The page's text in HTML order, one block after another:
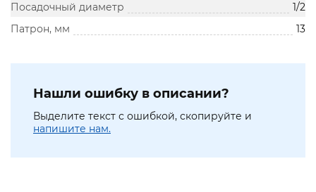
Посадочный диаметр
1/2
Патрон, мм
13
Нашли ошибку в описании?
Выделите текст с ошибкой, скопируйте и
напишите нам.